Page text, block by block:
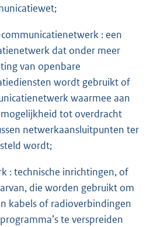
: een
dat onder meer
van openbare
wordt gebruikt of
waarmee aan
tot overdracht
netwerkaansluitpunten ter
wordt;
: technische inrichtingen, of
die worden gebruikt om
kabels of radioverbindingen
te verspreiden